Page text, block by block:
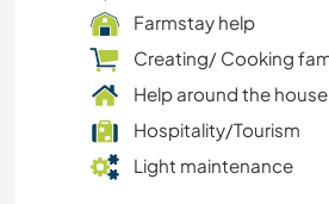
Farmstay help
Creating/ Cooking
Help around the house
Hospitality/Tourism
Light maintenance